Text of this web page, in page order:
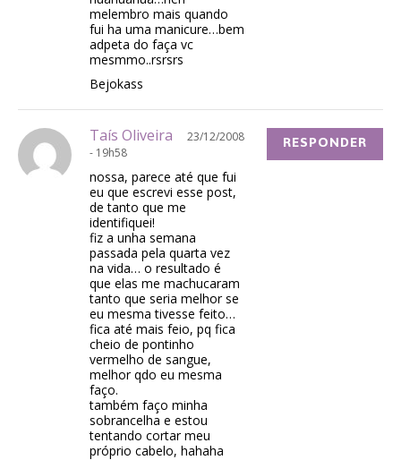
melembro mais quando
fui ha uma manicure…bem
adpeta do faça vc
mesmmo..rsrsrs
Bejokass
Taís Oliveira
23/12/2008
- 19h58
nossa, parece até que fui
eu que escrevi esse post,
de tanto que me
identifiquei!
fiz a unha semana
passada pela quarta vez
na vida… o resultado é
que elas me machucaram
tanto que seria melhor se
eu mesma tivesse feito…
fica até mais feio, pq fica
cheio de pontinho
vermelho de sangue,
melhor qdo eu mesma
faço.
também faço minha
sobrancelha e estou
tentando cortar meu
próprio cabelo, hahaha
RESPONDER